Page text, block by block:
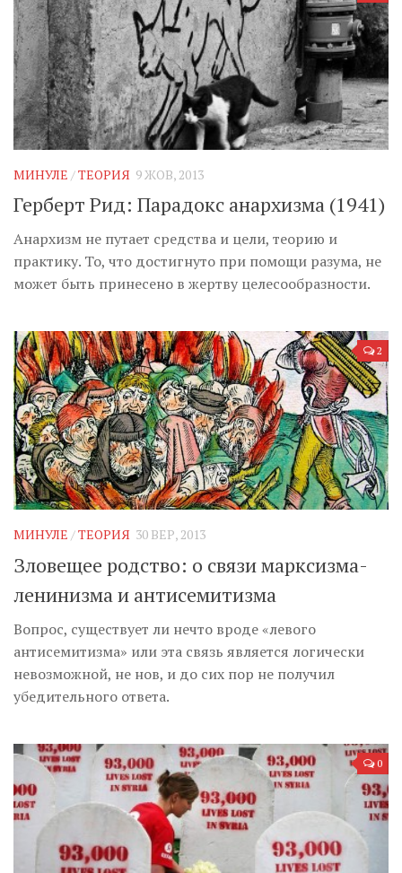
МИНУЛЕ /ТЕОРИЯ 9 ЖОВ, 2013
Герберт Рид: Парадокс анархизма (1941)
Анархизм не путает средства и цели, теорию и
практику. То, что достигнуто при помощи разума, не
может быть принесено в жертву целесообразности.
2
МИНУЛЕ /ТЕОРИЯ 30 ВЕР, 2013
Зловещее родство: о связи марксизма-
ленинизма и антисемитизма
Вопрос, существует ли нечто вроде «левого
антисемитизма» или эта связь является логически
невозможной, не нов, и до сих пор не получил
убедительного ответа.
0